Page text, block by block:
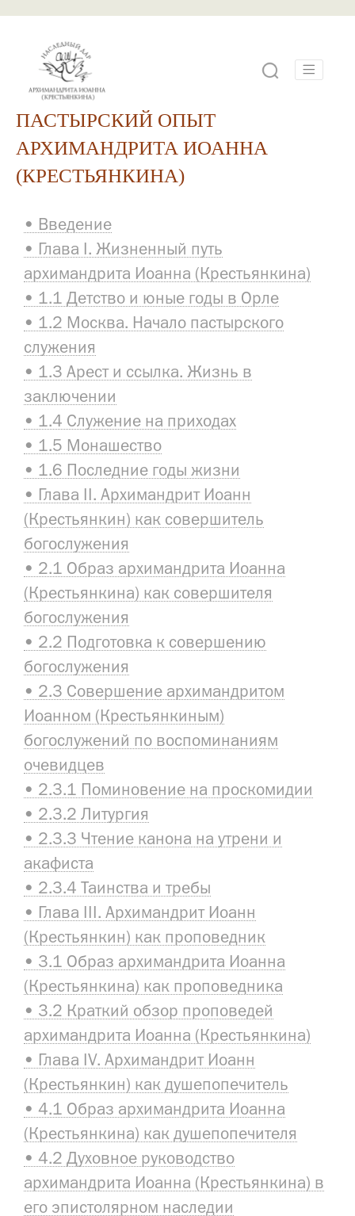
ПАСТЫРСКИЙ ОПЫТ
АРХИМАНДРИТА ИОАННА
(КРЕСТЬЯНКИНА)
• Введение
• Глава I. Жизненный путь
архимандрита Иоанна (Крестьянкина)
• 1.1 Детство и юные годы в Орле
• 1.2 Москва. Начало пастырского
служения
• 1.3 Арест и ссылка. Жизнь в
заключении
• 1.4 Служение на приходах
• 1.5 Монашество
• 1.6 Последние годы жизни
• Глава II. Архимандрит Иоанн
(Крестьянкин) как совершитель
богослужения
• 2.1 Образ архимандрита Иоанна
(Крестьянкина) как совершителя
богослужения
• 2.2 Подготовка к совершению
богослужения
• 2.3 Совершение архимандритом
Иоанном (Крестьянкиным)
богослужений по воспоминаниям
очевидцев
• 2.3.1 Поминовение на проскомидии
• 2.3.2 Литургия
• 2.3.3 Чтение канона на утрени и
акафиста
• 2.3.4 Таинства и требы
• Глава III. Архимандрит Иоанн
(Крестьянкин) как проповедник
• 3.1 Образ архимандрита Иоанна
(Крестьянкина) как проповедника
• 3.2 Краткий обзор проповедей
архимандрита Иоанна (Крестьянкина)
• Глава IV. Архимандрит Иоанн
(Крестьянкин) как душепопечитель
• 4.1 Образ архимандрита Иоанна
(Крестьянкина) как душепопечителя
• 4.2 Духовное руководство
архимандрита Иоанна (Крестьянкина) в
его эпистолярном наследии